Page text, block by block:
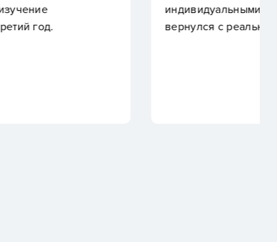
проводят товарищеские матчи. Ребенок
в дриблинге.